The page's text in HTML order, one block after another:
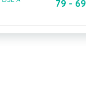
79 - 69